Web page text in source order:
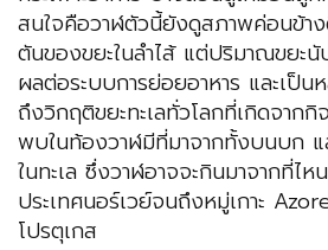
สนใจคือวาฬตัวนี้ยังดูสภาพค่อนข้า
ตันของขยะในลำไส้ แต่ปริมาณขยะ
ผลต่อระบบการย่อยอาหาร และเป็
ถึงวิกฤติขยะทะเลทั่วโลกที่เกิดจา
พบในท้องวาฬมีที่มาจากทั้งบนบก แ
ในทะเล ซึ่งวาฬอาจจะกินมาจากที่ไห
ประเทศนอร์เวย์จนถึงหมู่เกาะ
โปรตุเกส